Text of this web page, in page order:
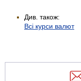
Див. також:
Всі курси валют